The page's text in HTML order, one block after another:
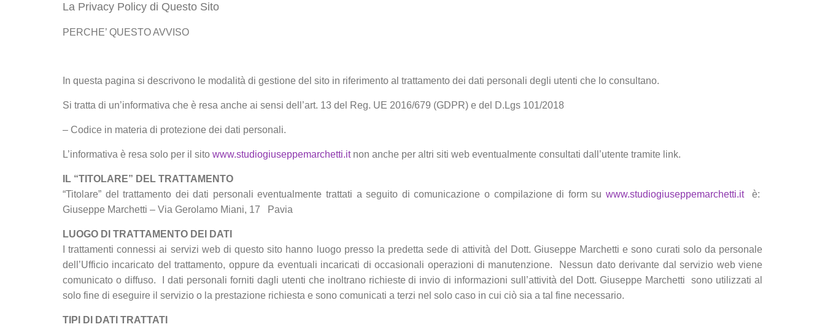
La Privacy Policy di Questo Sito
PERCHE’ QUESTO AVVISO
In questa pagina si descrivono le modalità di gestione del sito in riferimento al trattamento dei dati personali degli utenti che lo consultano.
Si tratta di un’informativa che è resa anche ai sensi dell’art. 13 del Reg. UE 2016/679 (GDPR) e del D.Lgs 101/2018
– Codice in materia di protezione dei dati personali.
L’informativa è resa solo per il sito www.studiogiuseppemarchetti.itnon anche per altri siti web eventualmente consultati dall’utente tramite link.
IL “TITOLARE” DEL TRATTAMENTO
“Titolare” del trattamento dei dati personali eventualmente trattati a seguito di comunicazione o compilazione di form su www.studiogiuseppemarchetti.itè:
Giuseppe Marchetti – Via Gerolamo Miani, 17 Pavia
LUOGO DI TRATTAMENTO DEI DATI
I trattamenti connessi ai servizi web di questo sito hanno luogo presso la predetta sede di attività del Dott. Giuseppe Marchetti e sono curati solo da personale
dell’Ufficio incaricato del trattamento, oppure da eventuali incaricati di occasionali operazioni di manutenzione. Nessun dato derivante dal servizio web viene
comunicato o diffuso. I dati personali forniti dagli utenti che inoltrano richieste di invio di informazioni sull’attività del Dott. Giuseppe Marchetti sono utilizzati al
solo fine di eseguire il servizio o la prestazione richiesta e sono comunicati a terzi nel solo caso in cui ciò sia a tal fine necessario.
TIPI DI DATI TRATTATI